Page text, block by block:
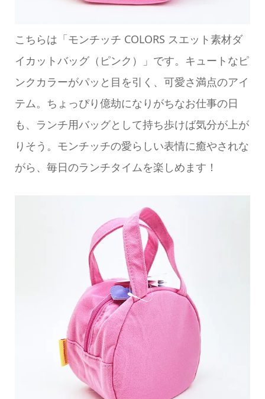
こちらは「モンチッチ COLORS スエット素材ダ
イカットバッグ（ピンク）」です。キュートなピ
ンクカラーがパッと目を引く、可愛さ満点のアイ
テム。ちょっぴり億劫になりがちなお仕事の日
も、ランチ用バッグとして持ち歩けば気分が上が
りそう。モンチッチの愛らしい表情に癒やされな
がら、毎日のランチタイムを楽しめます！